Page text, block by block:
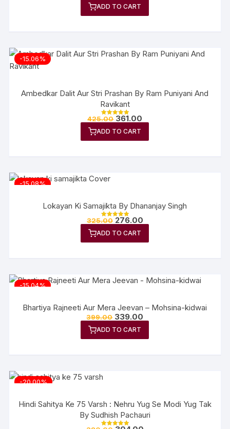
ADD TO CART
-15.06%
Ambedkar Dalit Aur Stri Prashan By Ram Puniyani And
Ravikant
Rated
out of 5
425.00 361.00
ADD TO CART
-15.08%
Lokayan Ki Samajikta By Dhananjay Singh
Rated
out of 5
325.00 276.00
ADD TO CART
-15.04%
Bhartiya Rajneeti Aur Mera Jeevan – Mohsina-kidwai
399.00 339.00
ADD TO CART
-20.00%
Hindi Sahitya Ke 75 Varsh : Nehru Yug Se Modi Yug Tak
By Sudhish Pachauri